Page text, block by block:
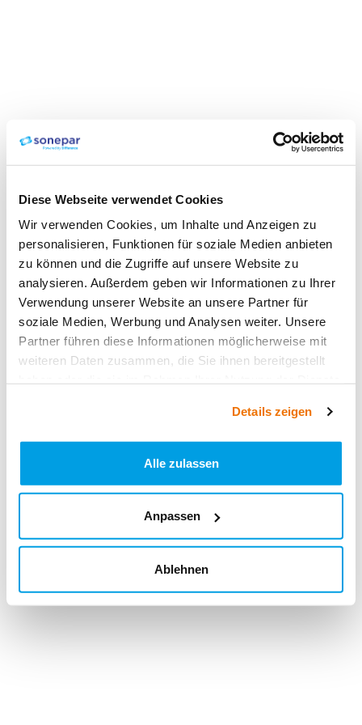
Diese Webseite verwendet Cookies
Wir verwenden Cookies, um Inhalte und Anzeigen zu
personalisieren, Funktionen für soziale Medien anbieten
zu können und die Zugriffe auf unsere Website zu
analysieren. Außerdem geben wir Informationen zu Ihrer
Verwendung unserer Website an unsere Partner für
soziale Medien, Werbung und Analysen weiter. Unsere
Partner führen diese Informationen möglicherweise mit
weiteren Daten zusammen, die Sie ihnen bereitgestellt
Details zeigen
Alle zulassen
Anpassen
Ablehnen